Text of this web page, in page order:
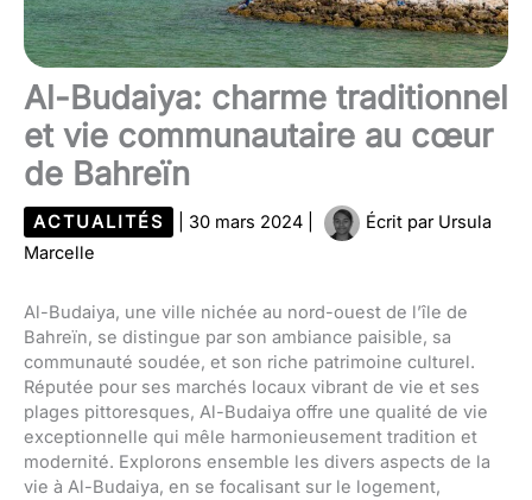
Al-Budaiya: charme traditionnel
et vie communautaire au cœur
de Bahreïn
ACTUALITÉS 30 mars 2024 Écrit par Ursula
Marcelle
Al-Budaiya, une ville nichée au nord-ouest de l’île de
Bahreïn, se distingue par son ambiance paisible, sa
communauté soudée, et son riche patrimoine culturel.
Réputée pour ses marchés locaux vibrant de vie et ses
plages pittoresques, Al-Budaiya offre une qualité de vie
exceptionnelle qui mêle harmonieusement tradition et
modernité. Explorons ensemble les divers aspects de la
vie à Al-Budaiya, en se focalisant sur le logement,